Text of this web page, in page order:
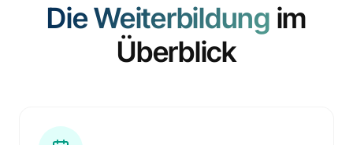
Die Weiterbildung im
Überblick